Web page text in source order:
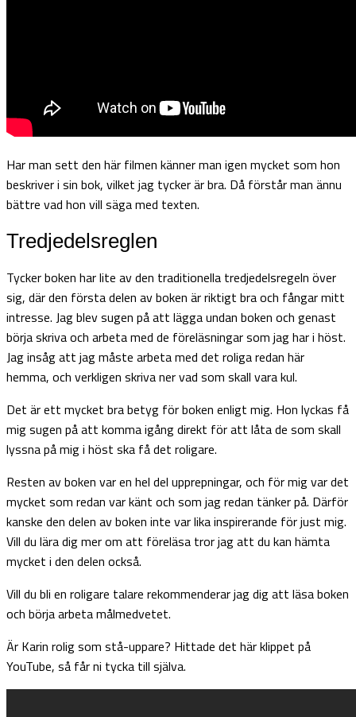
Har man sett den här filmen känner man igen mycket som hon
beskriver i sin bok, vilket jag tycker är bra. Då förstår man ännu
bättre vad hon vill säga med texten.
Tredjedelsreglen
Tycker boken har lite av den traditionella tredjedelsregeln över
sig, där den första delen av boken är riktigt bra och fångar mitt
intresse. Jag blev sugen på att lägga undan boken och genast
börja skriva och arbeta med de föreläsningar som jag har i höst.
Jag insåg att jag måste arbeta med det roliga redan här
hemma, och verkligen skriva ner vad som skall vara kul.
Det är ett mycket bra betyg för boken enligt mig. Hon lyckas få
mig sugen på att komma igång direkt för att låta de som skall
lyssna på mig i höst ska få det roligare.
Resten av boken var en hel del upprepningar, och för mig var det
mycket som redan var känt och som jag redan tänker på. Därför
kanske den delen av boken inte var lika inspirerande för just mig.
Vill du lära dig mer om att föreläsa tror jag att du kan hämta
mycket i den delen också.
Vill du bli en roligare talare rekommenderar jag dig att läsa boken
och börja arbeta målmedvetet.
Är Karin rolig som stå-uppare? Hittade det här klippet på
YouTube, så får ni tycka till själva.